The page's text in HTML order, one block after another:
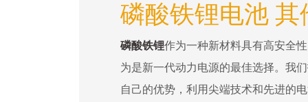
磷酸铁锂电池 其
磷酸铁锂作为一种新材料具有高安全
为是新一代动力电源的最佳选择。我
自己的优势，利用尖端技术和先进的